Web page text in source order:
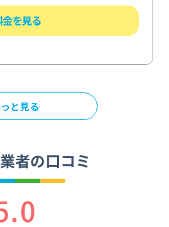
金を見る
と見る
者の口コミ